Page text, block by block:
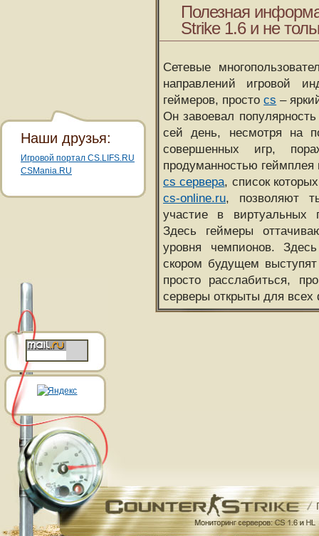
Полезная
Strike 1.6 и не
Сетевые
направлений игровой
геймеров, простоcs –
Он завоевал
сей день, несмотря на
совершенных игр,
продуманностью
cs сервера, список
cs-online.ru, позволяют
участие в виртуальных
Здесь геймеры
уровня чемпионов.
скором будущем
просто расслабиться,
серверы открыты для всех
Наши друзья:
Игровой портал CS.LIFS.RU
CSMania.RU